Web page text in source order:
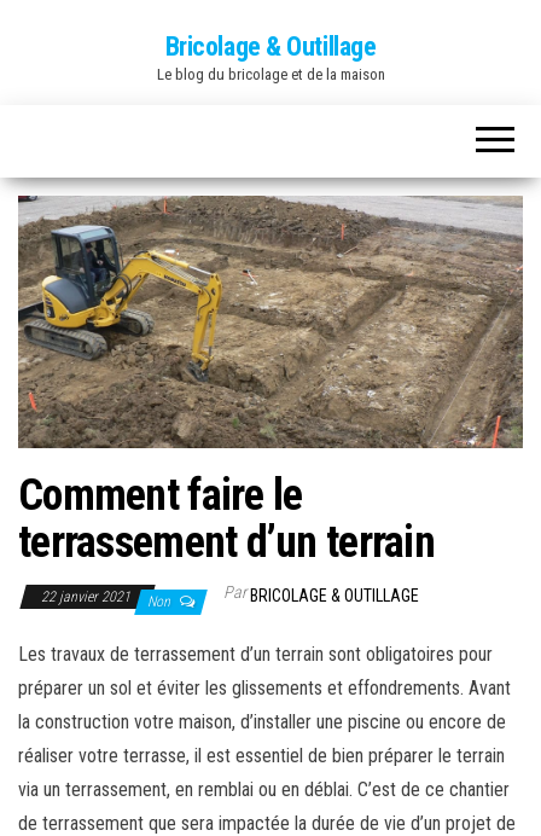
Bricolage & Outillage
Le blog du bricolage et de la maison
Comment faire le
terrassement d’un terrain
22 janvier 2021 Non ParBRICOLAGE & OUTILLAGE
Les travaux de terrassement d’un terrain sont obligatoires pour
préparer un sol et éviter les glissements et effondrements. Avant
la construction votre maison, d’installer une piscine ou encore de
réaliser votre terrasse, il est essentiel de bien préparer le terrain
via un terrassement, en remblai ou en déblai. C’est de ce chantier
de terrassement que sera impactée la durée de vie d’un projet de